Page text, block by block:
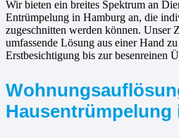
Wir bieten ein breites Spektrum an
Entrümpelung in Hamburg an, die
zugeschnitten werden können. Unser
umfassende Lösung aus einer Hand
Erstbesichtigung bis zur besenreinen
Hausentrümpelung